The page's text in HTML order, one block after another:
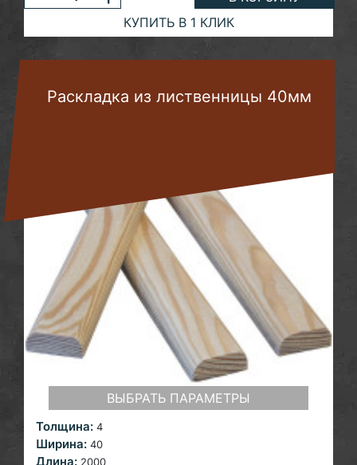
КУПИТЬ В 1 КЛИК
Раскладка из лиственницы 40мм
ВЫБРАТЬ ПАРАМЕТРЫ
Толщина: 4
Ширина: 40
Длина: 2000